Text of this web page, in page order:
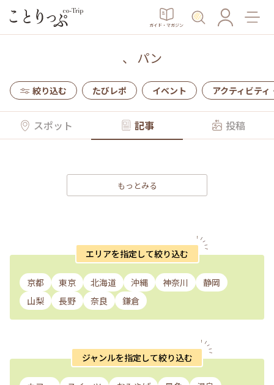
ガイド・マガジン
、 パン
絞り込む たびレポ イベント アクティビティ
スポット 記事 投稿
もっとみる
エリアを指定して絞り込む
京都 東京 北海道 沖縄 神奈川
静岡
山梨
長野 奈良 鎌倉
ジャンルを指定して絞り込む